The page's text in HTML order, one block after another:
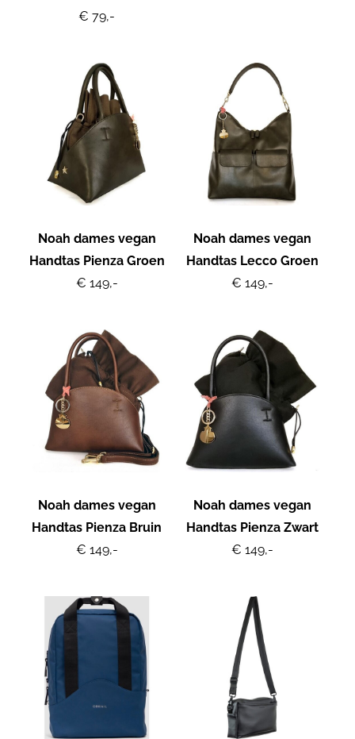
€ 79,-
Noah dames vegan
Handtas Pienza Groen
€ 149,-
Noah dames vegan
Handtas Lecco Groen
€ 149,-
Noah dames vegan
Handtas Pienza Bruin
€ 149,-
Noah dames vegan
Handtas Pienza Zwart
€ 149,-